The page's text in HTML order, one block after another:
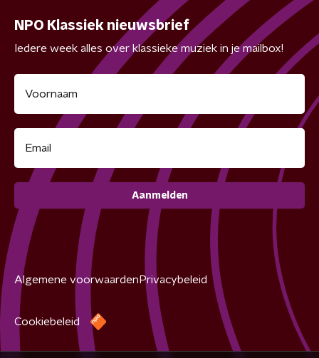
NPO Klassiek nieuwsbrief
Iedere week alles over klassieke muziek in je mailbox!
Aanmelden
Algemene voorwaarden Privacybeleid
Cookiebeleid